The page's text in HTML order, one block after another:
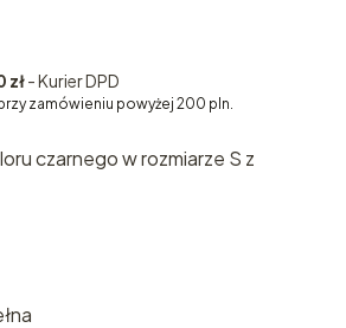
zł- Kurier DPD
zamówieniu powyżej 200 pln.
czarnego w rozmiarze S z